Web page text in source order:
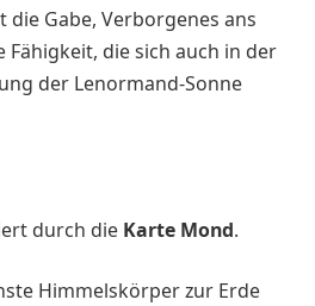
Gabe, Verborgenes ans
Fähigkeit, die sich auch in der
der Lenormand-Sonne
durch die Karte Mond.
Himmelskörper zur Erde